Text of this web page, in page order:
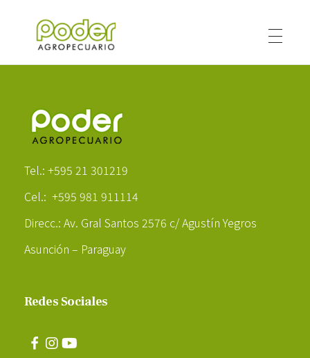
Tel.: +595 21 301219
Cel.: +595 981 911114
Direcc.: Av. Gral Santos 2576 c/ Agustín Yegros
Asunción – Paraguay
Redes Sociales